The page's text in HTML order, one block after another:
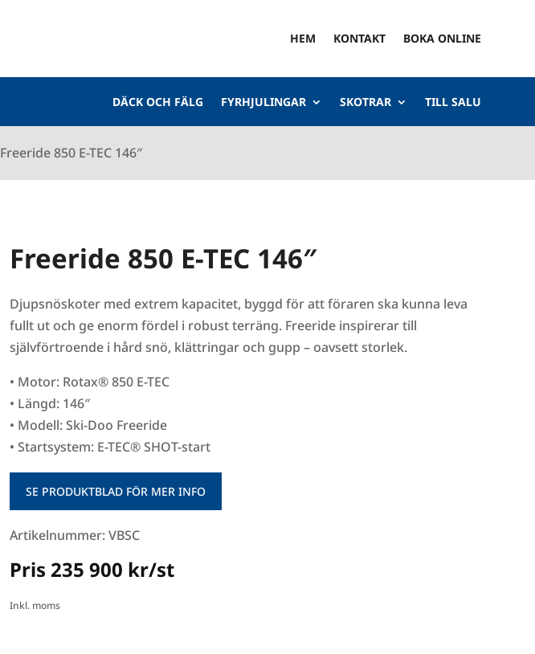
HEM KONTAKT BOKA ONLINE
DÄCK OCH FÄLG FYRHJULINGAR SKOTRAR TILL SALU
Freeride 850 E-TEC 146″
Freeride 850 E-TEC 146″
Djupsnöskoter med extrem kapacitet, byggd för att föraren ska kunna leva
fullt ut och ge enorm fördel i robust terräng. Freeride inspirerar till
självförtroende i hård snö, klättringar och gupp – oavsett storlek.
• Motor: Rotax® 850 E-TEC
• Längd: 146″
• Modell: Ski-Doo Freeride
• Startsystem: E-TEC® SHOT-start
SE PRODUKTBLAD FÖR MER INFO
Artikelnummer: VBSC
Pris 235 900 kr/st
Inkl. moms